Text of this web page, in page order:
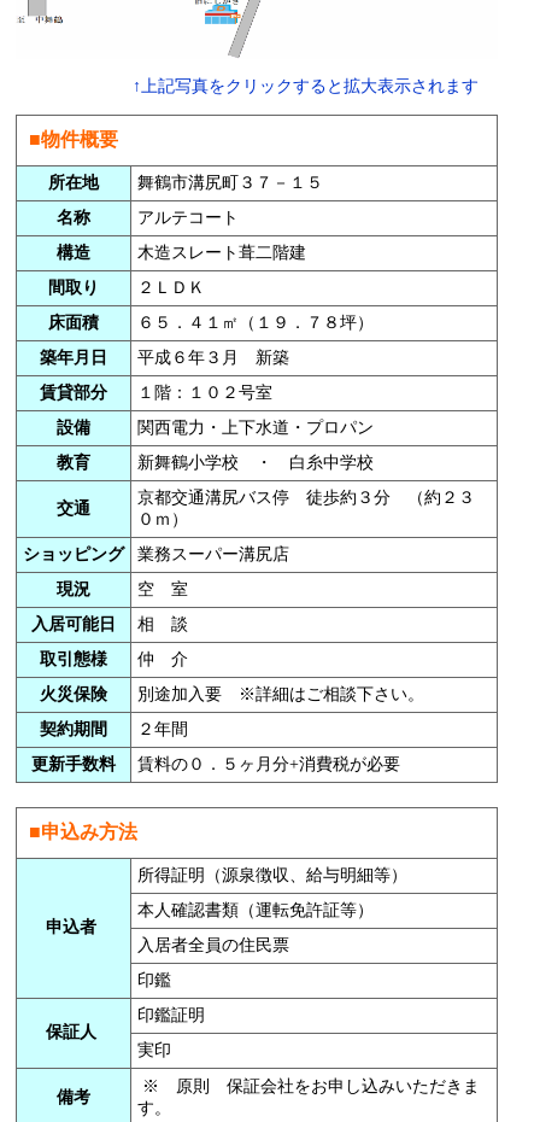
↑上記写真をクリックすると拡大表示されます
■物件概要
所在地
舞鶴市溝尻町３７－１５
名称
アルテコート
構造
木造スレート葺二階建
間取り
２ＬＤＫ
床面積
６５．４１㎡（１９．７８坪）
築年月日
平成６年３月 新築
賃貸部分
１階：１０２号室
設備
関西電力・上下水道・プロパン
教育
新舞鶴小学校 ・ 白糸中学校
交通
京都交通溝尻バス停 徒歩約３分 （約２３
０ｍ）
ショッピング
業務スーパー溝尻店
現況
空 室
入居可能日
相 談
取引態様
仲 介
火災保険
別途加入要 ※詳細はご相談下さい。
契約期間
２年間
更新手数料
賃料の０．５ヶ月分+消費税が必要
■申込み方法
申込者
所得証明（源泉徴収、給与明細等）
本人確認書類（運転免許証等）
入居者全員の住民票
印鑑
保証人
印鑑証明
実印
備考
※ 原則 保証会社をお申し込みいただきま
す。